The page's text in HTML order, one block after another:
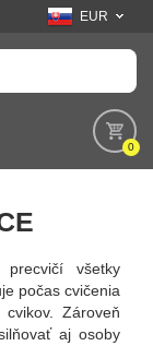
EUR
0
precvičí všetky
počas cvičenia
Zároveň
aj osoby